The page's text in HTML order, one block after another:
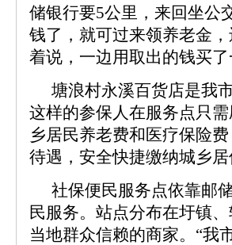
储银行要5公里，来回坐公
钱了，就可过来领养老金
着说，一边用取出的钱买
塘浪村永溪百货店是我
这样的参保人在服务点只
乡居民养老费和医疗保险
待遇，安全快捷缴纳城乡
社保便民服务点依靠邮
民服务。站点分布在圩镇
当地群众信赖的商家。“我